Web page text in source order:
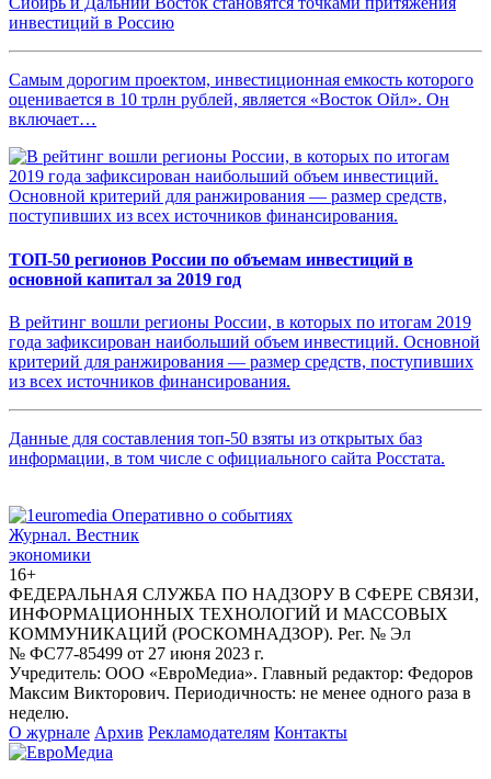
инвестиций в Россию
Самым дорогим проектом, инвестиционная емкость которого
оценивается в 10 трлн рублей, является «Восток Ойл». Он
включает…
ТОП-50 регионов России по объемам инвестиций в
основной капитал за 2019 год
В рейтинг вошли регионы России, в которых по итогам 2019
года зафиксирован наибольший объем инвестиций. Основной
критерий для ранжирования — размер средств, поступивших
из всех источников финансирования.
Данные для составления топ-50 взяты из открытых баз
информации, в том числе с официального сайта Росстата.
Журнал. Вестник
экономики
16+
ФЕДЕРАЛЬНАЯ СЛУЖБА ПО НАДЗОРУ В СФЕРЕ СВЯЗИ,
ИНФОРМАЦИОННЫХ ТЕХНОЛОГИЙ И МАССОВЫХ
КОММУНИКАЦИЙ (РОСКОМНАДЗОР). Рег. № Эл
№ ФС77-85499 от 27 июня 2023 г.
Учредитель: ООО «ЕвроМедиа». Главный редактор: Федоров
Максим Викторович. Периодичность: не менее одного раза в
неделю.
О журнале Архив Рекламодателям Контакты